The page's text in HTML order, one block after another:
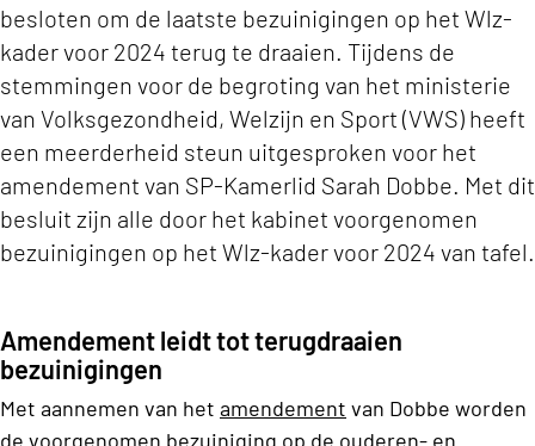
besloten om de laatste bezuinigingen op het Wlz-
kader voor 2024 terug te draaien. Tijdens de
stemmingen voor de begroting van het ministerie
van Volksgezondheid, Welzijn en Sport (VWS) heeft
een meerderheid steun uitgesproken voor het
amendement van SP-Kamerlid Sarah Dobbe. Met dit
besluit zijn alle door het kabinet voorgenomen
bezuinigingen op het Wlz-kader voor 2024 van tafel.
Amendement leidt tot terugdraaien
bezuinigingen
Met aannemen van het amendement van Dobbe worden
de voorgenomen bezuiniging op de ouderen- en